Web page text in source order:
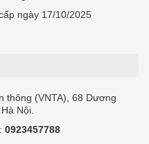
ngày 17/10/2025
thông (VNTA), 68 Dương
Nội.
0923457788